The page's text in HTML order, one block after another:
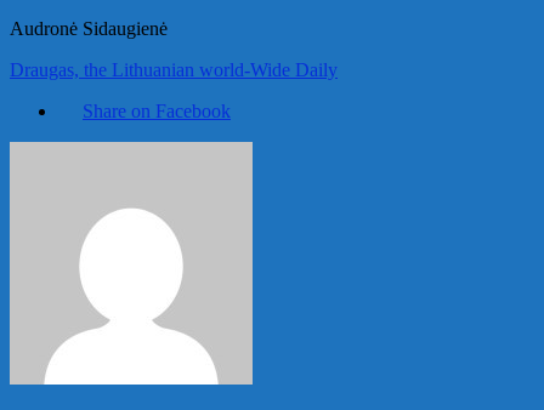
Audronė Sidaugienė
Draugas, the Lithuanian world-Wide Daily
Share on Facebook